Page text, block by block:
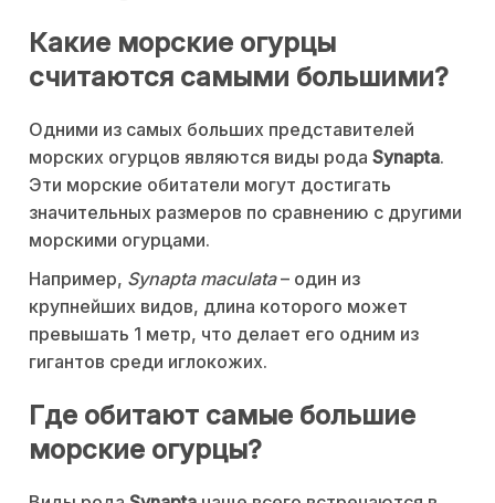
Какие морские огурцы
считаются самыми большими?
Одними из самых больших представителей
морских огурцов являются виды рода Synapta.
Эти морские обитатели могут достигать
значительных размеров по сравнению с другими
морскими огурцами.
Например, Synapta maculata– один из
крупнейших видов, длина которого может
превышать 1 метр, что делает его одним из
гигантов среди иглокожих.
Где обитают самые большие
морские огурцы?